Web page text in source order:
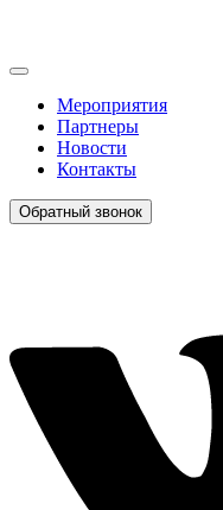
Мероприятия
Партнеры
Новости
Контакты
Обратный звонок